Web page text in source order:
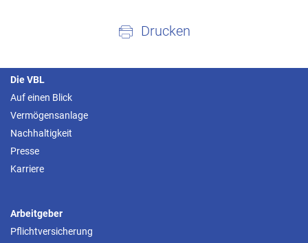
Drucken
Die VBL
Auf einen Blick
Vermögensanlage
Nachhaltigkeit
Presse
Karriere
Arbeitgeber
Pflichtversicherung